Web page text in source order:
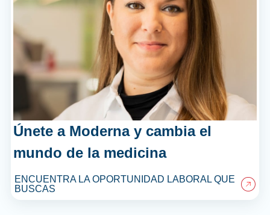
Únete a Moderna y cambia el
mundo de la medicina
ENCUENTRA LA OPORTUNIDAD LABORAL QUE
BUSCAS